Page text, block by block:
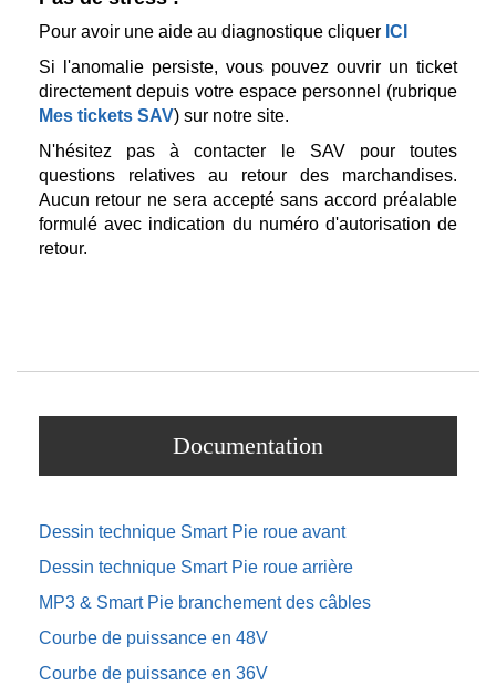
Pour avoir une aide au diagnostique cliquer ICI
Si l'anomalie persiste, vous pouvez ouvrir un ticket
directement depuis votre espace personnel (rubrique
Mes tickets SAV) sur notre site.
N'hésitez pas à contacter le SAV pour toutes
questions relatives au retour des marchandises.
Aucun retour ne sera accepté sans accord préalable
formulé avec indication du numéro d'autorisation de
retour.
Documentation
Dessin technique Smart Pie roue avant
Dessin technique Smart Pie roue arrière
MP3 & Smart Pie branchement des câbles
Courbe de puissance en 48V
Courbe de puissance en 36V